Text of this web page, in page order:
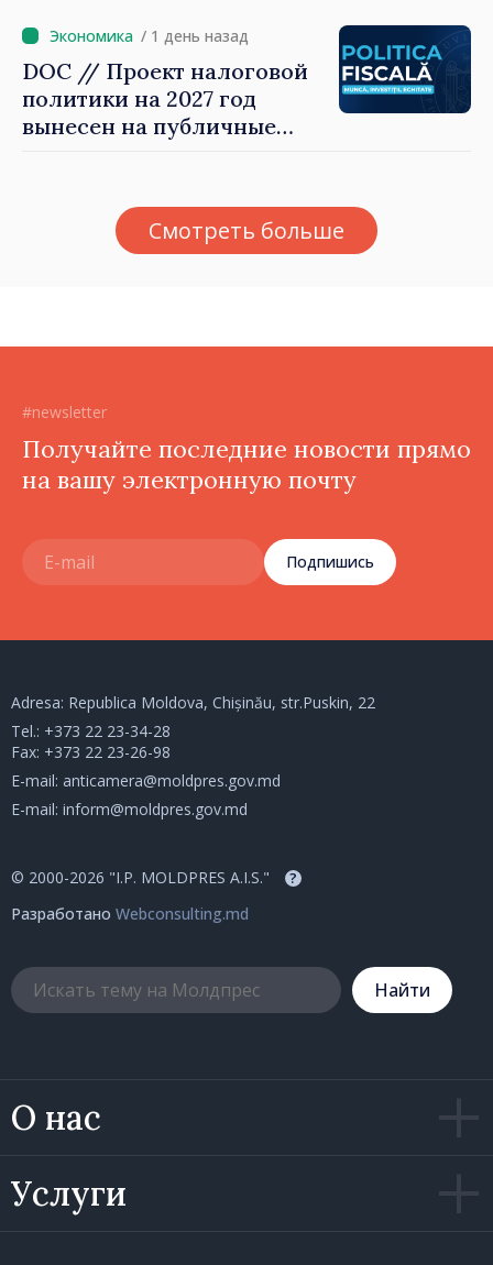
налогу
/ 1 день назад
DOC // Проект налоговой
политики на 2027 год
вынесен на публичные
Смотреть больше
#newsletter
Получайте последние новости прямо
на вашу электронную почту
Подпишись
О нас
Услуги
Adresa: Republica Moldova, Chișinău, str.Puskin, 22
Tel.: +373 22 23-34-28
Fax: +373 22 23-26-98
E-mail: anticamera@moldpres.gov.md
E-mail: inform@moldpres.gov.md
© 2000-2026 "I.P. MOLDPRES A.I.S." ?
Разработано Webconsulting.md
Hайти